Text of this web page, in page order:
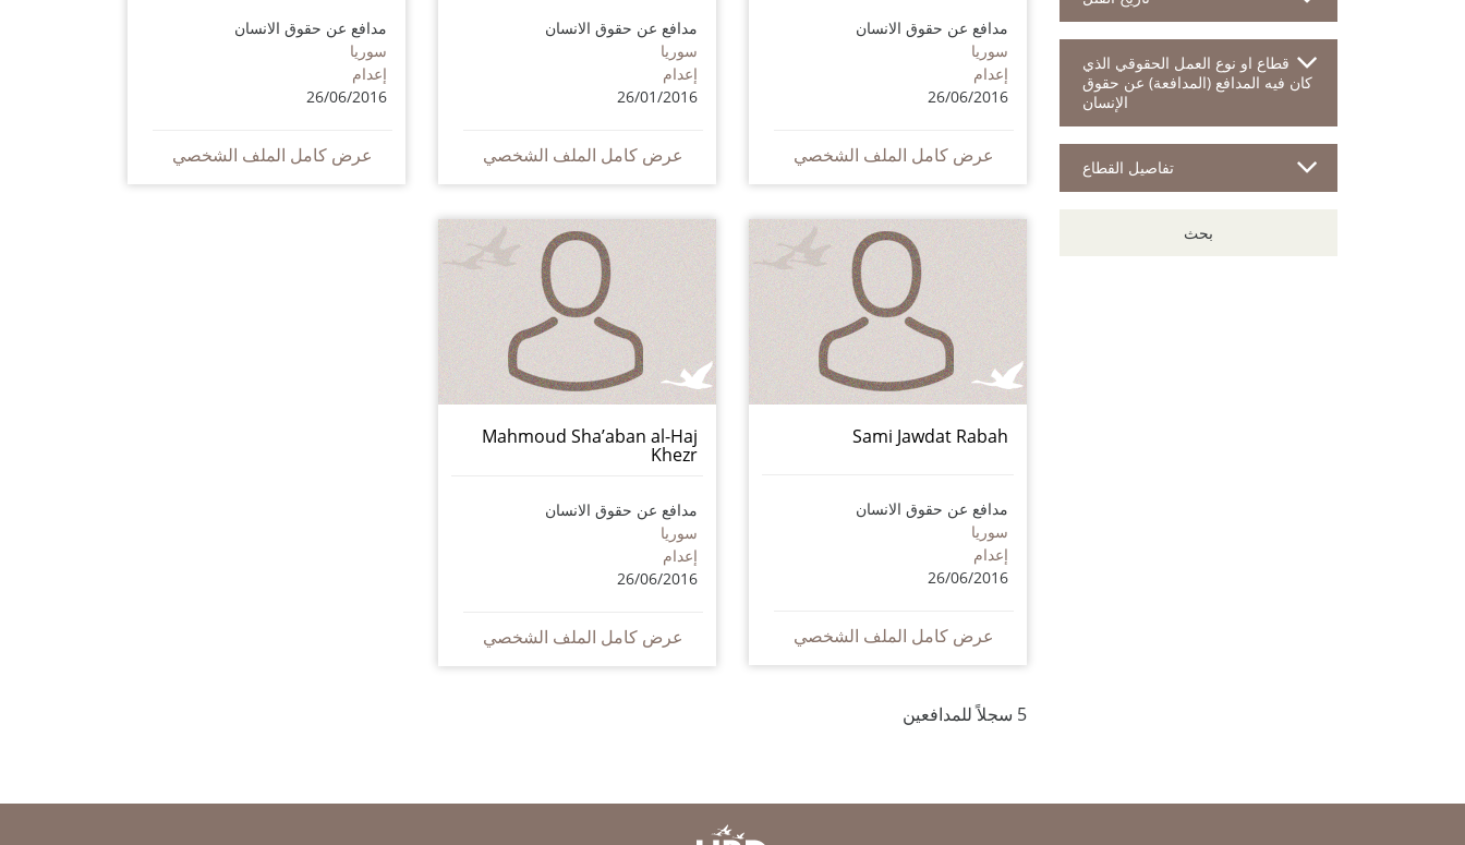
قطاع او نوع العمل الحقوقي الذي
كان فيه المدافع (المدافعة) عن حقوق
الإنسان
تفاصيل القطاع
بحث
مدافع عن حقوق الانسان
سوريا
إعدام
26/06/2016
عرض كامل الملف الشخصي
مدافع عن حقوق الانسان
سوريا
إعدام
26/01/2016
عرض كامل الملف الشخصي
مدافع عن حقوق الانسان
سوريا
إعدام
26/06/2016
عرض كامل الملف الشخصي
Sami Jawdat Rabah
مدافع عن حقوق الانسان
سوريا
إعدام
26/06/2016
عرض كامل الملف الشخصي
Mahmoud Sha’aban al-Haj
Khezr
مدافع عن حقوق الانسان
سوريا
إعدام
26/06/2016
عرض كامل الملف الشخصي
5 سجلاً للمدافعين